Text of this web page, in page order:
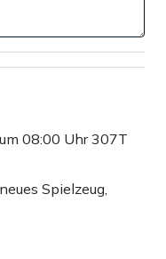
08:00 Uhr307T
Spielzeug,